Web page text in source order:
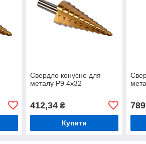
Свердло конусне для
металу Р9 4х32
412,34₴
Купити